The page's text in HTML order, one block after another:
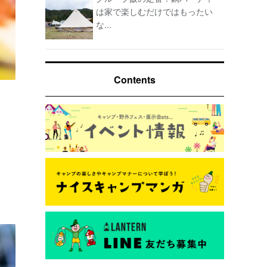
は家で楽しむだけではもったい
な...
Contents